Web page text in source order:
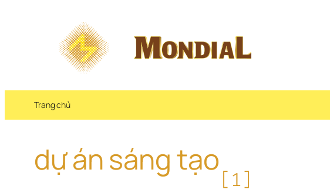
Trang chủ
dự án sáng tạo
[1]